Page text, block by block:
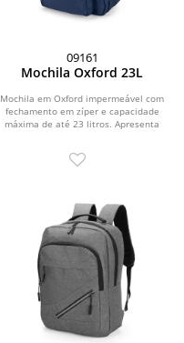
09161
Mochila Oxford 23L
Mochila em Oxford impermeável com
fechamento em zíper e capacidade
máxima de até 23 litros. Apresenta